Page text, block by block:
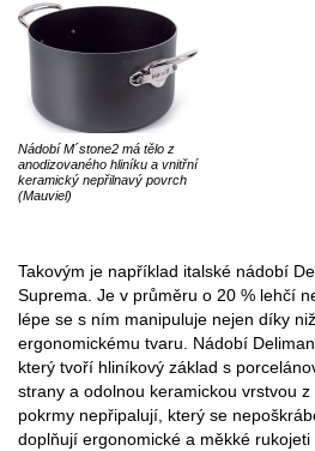
Nádobí M´stone2 má tělo z
anodizovaného hliníku a vnitřní
keramický nepřilnavý povrch
(Mauviel)
Takovým je například italské nádobí
Suprema. Je v průměru o 20 % lehčí
lépe se s ním manipuluje nejen díky
ergonomickému tvaru. Nádobí
který tvoří hliníkový základ s
strany a odolnou keramickou vrstvou
pokrmy nepřipalují, který se
doplňují ergonomické a měkké